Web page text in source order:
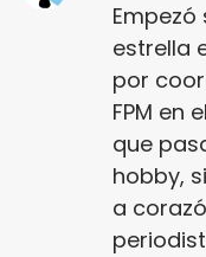
estrella
por
FPM en
que
hobby,
a